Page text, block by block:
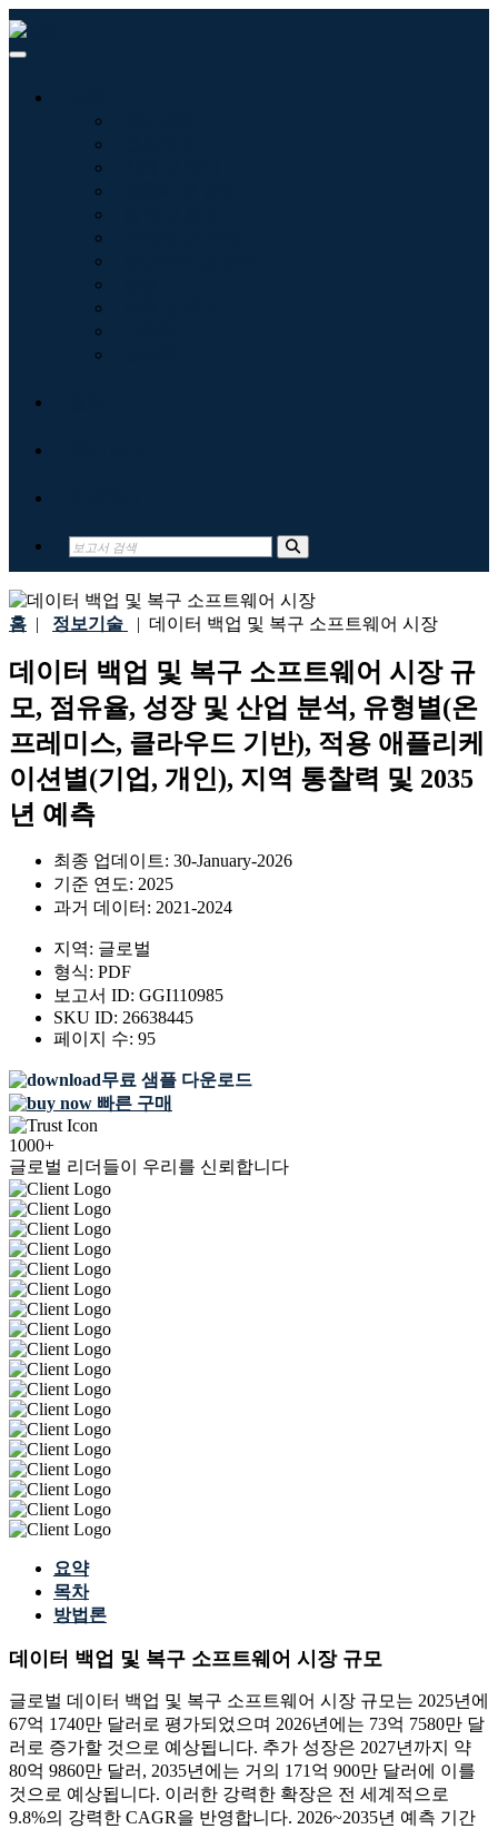
홈 | 정보기술 | 데이터 백업 및 복구 소프트웨어 시장
데이터 백업 및 복구 소프트웨어 시장 규
모, 점유율, 성장 및 산업 분석, 유형별(온
프레미스, 클라우드 기반), 적용 애플리케
이션별(기업, 개인), 지역 통찰력 및 2035
년 예측
최종 업데이트: 30-January-2026
기준 연도: 2025
과거 데이터: 2021-2024
지역: 글로벌
형식: PDF
보고서 ID: GGI110985
SKU ID: 26638445
페이지 수: 95
무료 샘플 다운로드
빠른 구매
1000+
글로벌 리더들이 우리를 신뢰합니다
요약
목차
방법론
데이터 백업 및 복구 소프트웨어 시장 규모
글로벌 데이터 백업 및 복구 소프트웨어 시장 규모는 2025년에
67억 1740만 달러로 평가되었으며 2026년에는 73억 7580만 달
러로 증가할 것으로 예상됩니다. 추가 성장은 2027년까지 약
80억 9860만 달러, 2035년에는 거의 171억 900만 달러에 이를
것으로 예상됩니다. 이러한 강력한 확장은 전 세계적으로
9.8%의 강력한 CAGR을 반영합니다. 2026~2035년 예측 기간